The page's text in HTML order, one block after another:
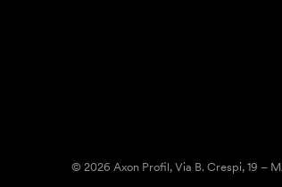
© 2026 Axon Profil, Via B. Crespi, 19 –